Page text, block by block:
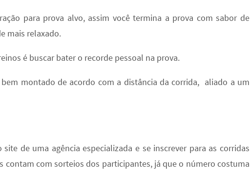
para prova alvo, assim você termina a prova com sabor de
mais relaxado.
é buscar bater o recorde pessoal na prova.
bem montado de acordo com a distância da corrida, aliado a um
de uma agência especializada e se inscrever para as corridas
contam com sorteios dos participantes, já que o número costuma